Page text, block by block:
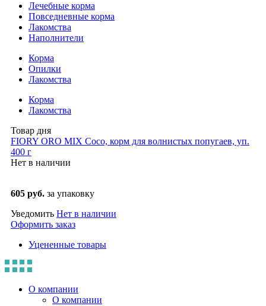
Лечебные корма
Повседневные корма
Лакомства
Наполнители
Корма
Опилки
Лакомства
Корма
Лакомства
Товар дня
FIORY ORO MIX Coco, корм для волнистых попугаев, уп.
400 г
Нет в наличии
605 руб. за упаковку
Уведомить Нет в наличии
Оформить заказ
Уцененные товары
О компании
О компании